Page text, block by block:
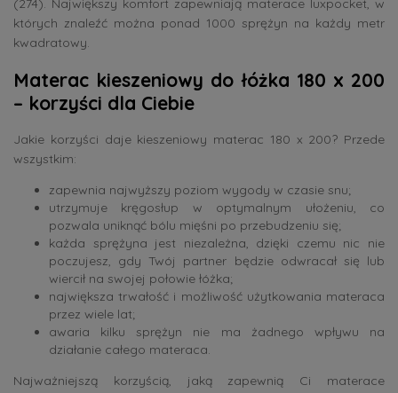
(274). Największy komfort zapewniają materace luxpocket, w
których znaleźć można ponad 1000 sprężyn na każdy metr
kwadratowy.
Materac kieszeniowy do łóżka 180 x 200
– korzyści dla Ciebie
Jakie korzyści daje kieszeniowy materac 180 x 200? Przede
wszystkim:
zapewnia najwyższy poziom wygody w czasie snu;
utrzymuje kręgosłup w optymalnym ułożeniu, co
pozwala uniknąć bólu mięśni po przebudzeniu się;
każda sprężyna jest niezależna, dzięki czemu nic nie
poczujesz, gdy Twój partner będzie odwracał się lub
wiercił na swojej połowie łóżka;
największa trwałość i możliwość użytkowania materaca
przez wiele lat;
awaria kilku sprężyn nie ma żadnego wpływu na
działanie całego materaca.
Najważniejszą korzyścią, jaką zapewnią Ci materace